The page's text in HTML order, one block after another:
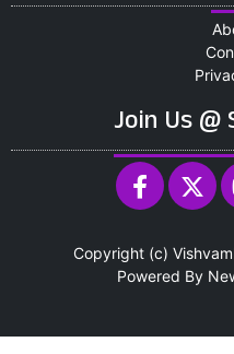
Join Us @
Copyright (c)
Powered By